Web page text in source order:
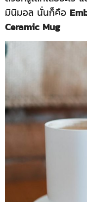
มินิมอล นั่นก็คือ
Ceramic Mug